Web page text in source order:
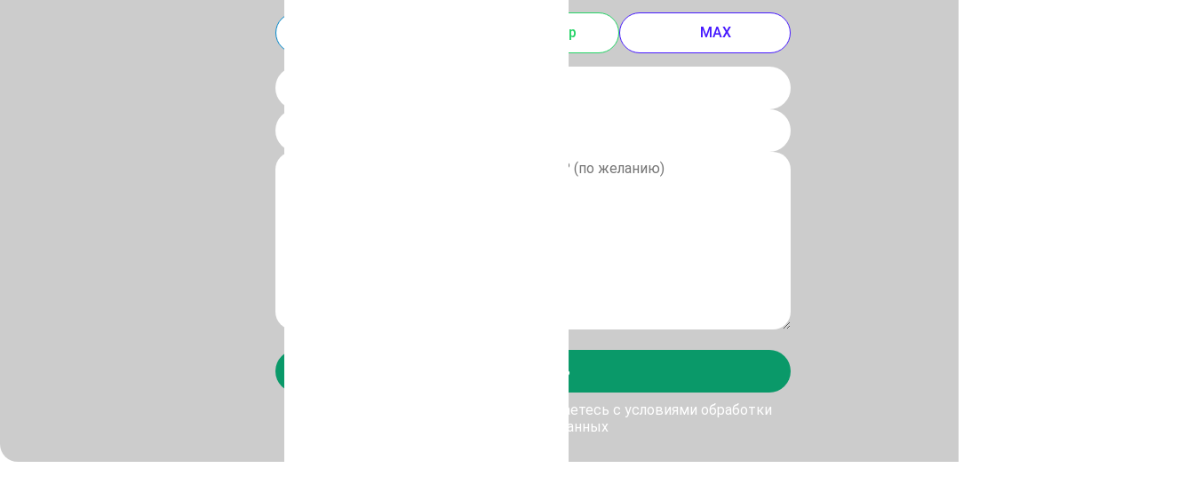
Whatsapp MAX
Отправить
Нажимая кнопку Отправить, Вы соглашаетесь с условиями обработки
персональных данных